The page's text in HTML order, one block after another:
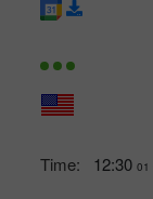
Time: 12:30 01